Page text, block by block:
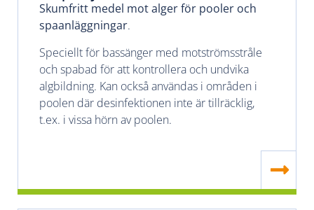
Skumfritt medel mot alger för pooler och
spaanläggningar.
Speciellt för bassänger med motströmsstråle
och spabad för att kontrollera och undvika
algbildning. Kan också användas i områden i
poolen där desinfektionen inte är tillräcklig,
t.ex. i vissa hörn av poolen.